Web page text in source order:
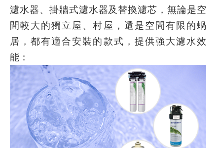
濾水器、掛牆式濾水器及替換濾芯，無論是空
間較大的獨立屋、村屋，還是空間有限的蝸
居，都有適合安裝的款式，提供強大濾水效
能：